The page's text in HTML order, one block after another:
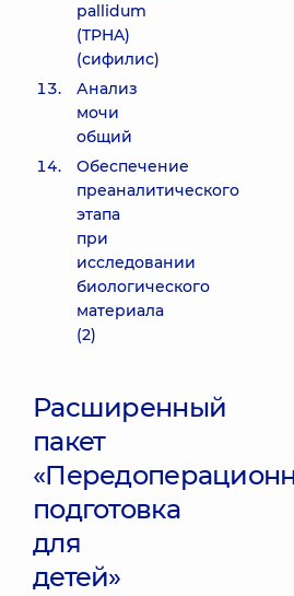
pallidum
(TPHA)
(сифилис)
Анализ
мочи
общий
Обеспечение
преаналитического
этапа
при
исследовании
биологического
материала
(2)
Расширенный
пакет
подготовка
для
детей»